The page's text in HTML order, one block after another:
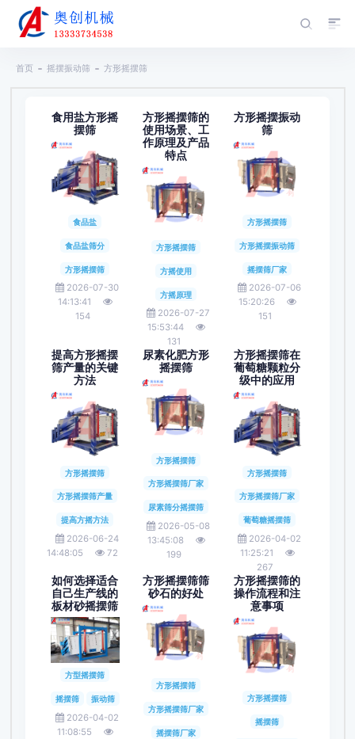
首页 摇摆振动筛 方形摇摆筛
食用盐方形摇
摆筛
食品盐
食品盐筛分
方形摇摆筛
2026-07-30
14:13:41
154
方形摇摆筛的
使用场景、工
作原理及产品
特点
方形摇摆筛
方摇使用
方摇原理
2026-07-27
15:53:44
131
方形摇摆振动
筛
方形摇摆筛
方形摇摆振动筛
摇摆筛厂家
2026-07-06
15:20:26
151
提高方形摇摆
筛产量的关键
方法
方形摇摆筛
方形摇摆筛产量
提高方摇方法
2026-06-24
14:48:05
72
尿素化肥方形
摇摆筛
方形摇摆筛
方形摇摆筛厂家
尿素筛分摇摆筛
2026-05-08
13:45:08
199
方形摇摆筛在
葡萄糖颗粒分
级中的应用
方形摇摆筛
方形摇摆筛厂家
葡萄糖摇摆筛
2026-04-02
11:25:21
267
如何选择适合
自己生产线的
板材砂摇摆筛
方型摇摆筛
摇摆筛 振动筛
2026-04-02
11:08:55
方形摇摆筛筛
砂石的好处
方形摇摆筛
方形摇摆筛厂家
摇摆筛厂家
方形摇摆筛的
操作流程和注
意事项
方形摇摆筛
摇摆筛